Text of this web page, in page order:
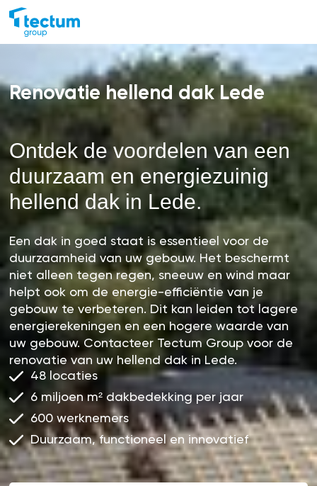
Renovatie hellend dak Lede
Ontdek de voordelen van een
duurzaam en energiezuinig
hellend dak in Lede.
Een dak in goed staat is essentieel voor de
duurzaamheid van uw gebouw. Het beschermt
niet alleen tegen regen, sneeuw en wind maar
helpt ook om de energie-efficiëntie van je
gebouw te verbeteren. Dit kan leiden tot lagere
energierekeningen en een hogere waarde van
uw gebouw. Contacteer Tectum Group voor de
renovatie van uw hellend dak in Lede.
48 locaties
6 miljoen m² dakbedekking per jaar
600 werknemers
Duurzaam, functioneel en innovatief